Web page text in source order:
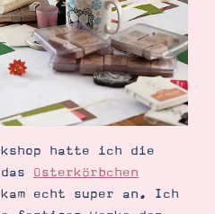
hatte ich die
Osterkörbchen
echt super an. Ich